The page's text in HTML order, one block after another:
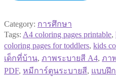
Category: การศึกษา
Tags: A4 coloring pages printable,
coloring pages for toddlers, kids
เด็กที่บ้าน, ภาพระบายสี A4, ภา
PDF, หมีการ์ตูนระบายสี, แบบฝึ